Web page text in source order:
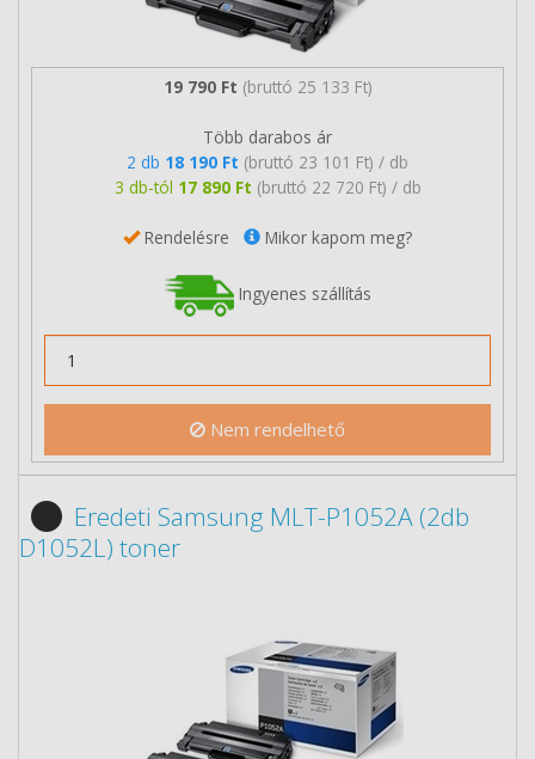
19 790 Ft (bruttó 25 133 Ft)
Több darabos ár
2 db 18 190 Ft (bruttó 23 101 Ft) / db
3 db-tól 17 890 Ft (bruttó 22 720 Ft) / db
Rendelésre Mikor kapom meg?
Ingyenes szállítás
Nem rendelhető
Eredeti Samsung MLT-P1052A (2db
D1052L) toner